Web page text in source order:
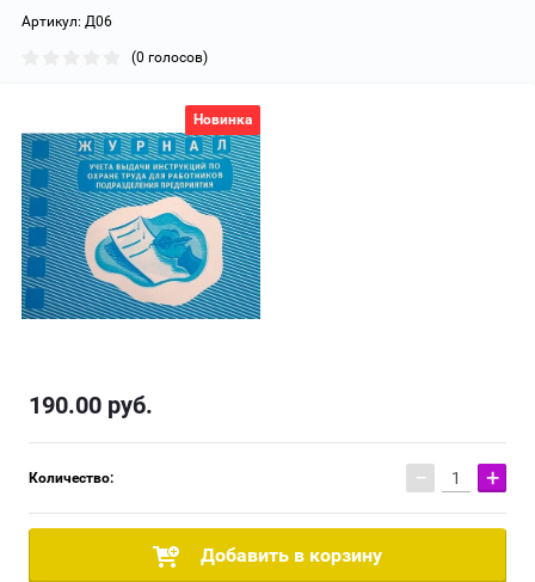
Артикул: Д06
(0 голосов)
Новинка
190.00 руб.
Количество: − +
Добавить в корзину